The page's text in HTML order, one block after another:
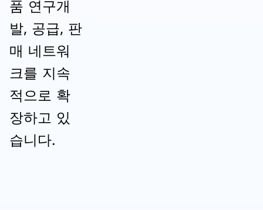
품 연구개
발, 공급, 판
매 네트워
크를 지속
적으로 확
장하고 있
습니다.